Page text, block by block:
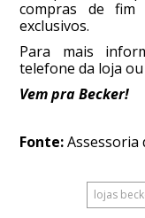
compras de fim
exclusivos.
Para mais
telefone da loja
Vem pra Becker!
Fonte:Assessoria
lojas